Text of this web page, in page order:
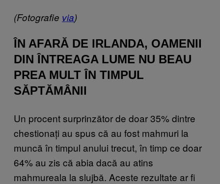
(Fotografie via)
ÎN AFARĂ DE IRLANDA, OAMENII
DIN ÎNTREAGA LUME NU BEAU
PREA MULT ÎN TIMPUL
SĂPTĂMÂNII
Un procent surprinzător de doar 35% dintre
chestionați au spus că au fost mahmuri la
muncă în timpul anului trecut, în timp ce doar
64% au zis că abia dacă au atins
mahmureala la slujbă. Aceste rezultate ar fi